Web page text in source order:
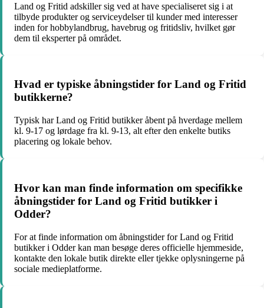
Land og Fritid adskiller sig ved at have specialiseret sig i at
tilbyde produkter og serviceydelser til kunder med interesser
inden for hobbylandbrug, havebrug og fritidsliv, hvilket gør
dem til eksperter på området.
Hvad er typiske åbningstider for Land og Fritid
butikkerne?
Typisk har Land og Fritid butikker åbent på hverdage mellem
kl. 9-17 og lørdage fra kl. 9-13, alt efter den enkelte butiks
placering og lokale behov.
Hvor kan man finde information om specifikke
åbningstider for Land og Fritid butikker i
Odder?
For at finde information om åbningstider for Land og Fritid
butikker i Odder kan man besøge deres officielle hjemmeside,
kontakte den lokale butik direkte eller tjekke oplysningerne på
sociale medieplatforme.